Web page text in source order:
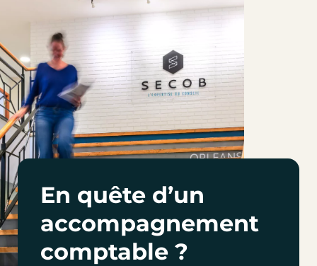
En quête d’un
accompagnement
comptable ?